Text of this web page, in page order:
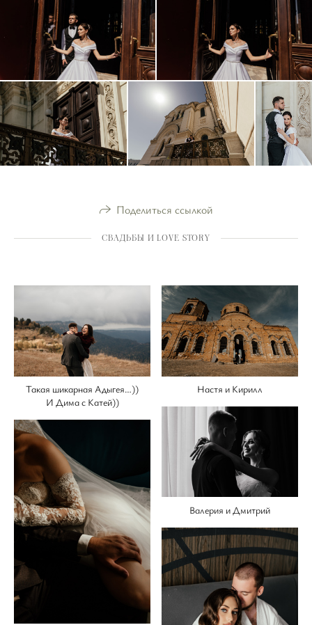
Поделиться ссылкой
СВАДЬБЫ И LOVE STORY
Такая шикарная Адыгея…))
И Дима с Катей))
Настя и Кирилл
Валерия и Дмитрий